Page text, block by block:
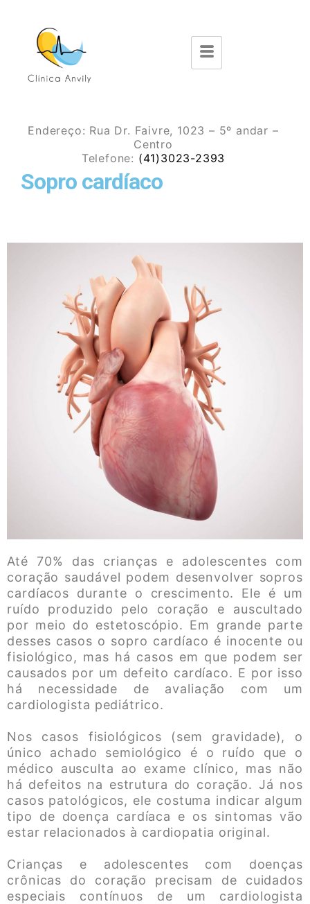
Endereço: Rua Dr. Faivre, 1023 – 5º andar –
Centro
Telefone: (41)3023-2393
Sopro cardíaco
Até 70% das crianças e adolescentes com
coração saudável podem desenvolver sopros
cardíacos durante o crescimento. Ele é um
ruído produzido pelo coração e auscultado
por meio do estetoscópio. Em grande parte
desses casos o sopro cardíaco é inocente ou
fisiológico, mas há casos em que podem ser
causados por um defeito cardíaco. E por isso
há necessidade de avaliação com um
cardiologista pediátrico.
Nos casos fisiológicos (sem gravidade), o
único achado semiológico é o ruído que o
médico ausculta ao exame clínico, mas não
há defeitos na estrutura do coração. Já nos
casos patológicos, ele costuma indicar algum
tipo de doença cardíaca e os sintomas vão
estar relacionados à cardiopatia original.
Crianças e adolescentes com doenças
crônicas do coração precisam de cuidados
especiais contínuos de um cardiologista